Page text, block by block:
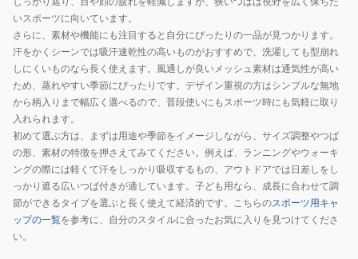
ュ
ド
日
除
け
日
焼
け
対
策
シ
ン
プ
いスポーツに向いています。
さらに、素材や機能にも注目すると自分にぴったりの一品が見つかります。
汗をかくシーンでは吸汗速乾性の高いものがおすすめで、洗濯しても型崩れ
しにくいものなら長く使えます。風通しが良いメッシュ素材は通気性が高い
ため、蒸れやすい季節にぴったりです。デザイン重視の方はシンプルな無地
から柄入りまで幅広く選べるので、普段使いにもスポーツ時にも気軽に取り
入れられます。
初めて選ぶ方は、まずは用途や季節をイメージしながら、サイズ調整やつば
の形、素材の特徴を押さえてみてください。例えば、ランニングやウォーキ
ングの際には軽くて汗をしっかり吸収するもの、アウトドアでは日差しをし
っかり遮る広いつば付きが適しています。子ども用なら、成長に合わせて調
節ができるタイプを選ぶと長く使えて経済的です。こちらのスポーツ用キャ
ップの一覧を参考に、自分のスタイルに合ったお気に入りを見つけてくださ
い。